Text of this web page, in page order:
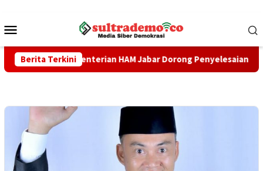
konten
Mobile
Berita Terkini
Kementerian HAM Jabar ‎Dorong Penyelesaian Berkeadilan